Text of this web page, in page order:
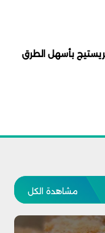
بأسهل الطرق
مشاهدة الكل